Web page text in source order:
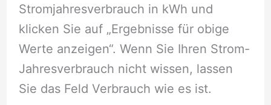
Stromjahresverbrauch in kWh und
klicken Sie auf „Ergebnisse für obige
Werte anzeigen“. Wenn Sie Ihren Strom-
Jahresverbrauch nicht wissen, lassen
Sie das Feld Verbrauch wie es ist.